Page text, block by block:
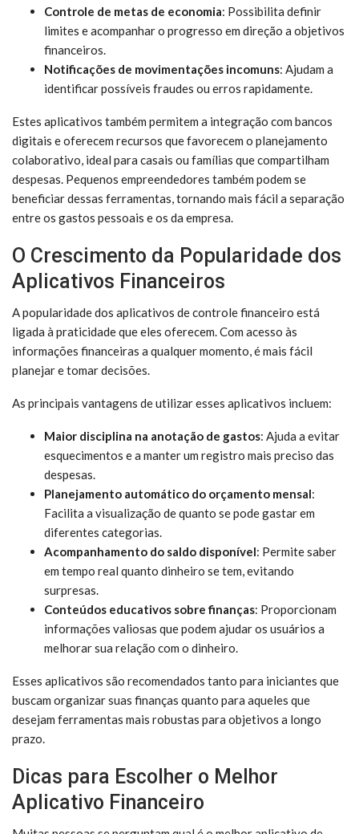
Controle de metas de economia: Possibilita definir
limites e acompanhar o progresso em direção a objetivos
financeiros.
Notificações de movimentações incomuns: Ajudam a
identificar possíveis fraudes ou erros rapidamente.
Estes aplicativos também permitem a integração com bancos
digitais e oferecem recursos que favorecem o planejamento
colaborativo, ideal para casais ou famílias que compartilham
despesas. Pequenos empreendedores também podem se
beneficiar dessas ferramentas, tornando mais fácil a separação
entre os gastos pessoais e os da empresa.
O Crescimento da Popularidade dos
Aplicativos Financeiros
A popularidade dos aplicativos de controle financeiro está
ligada à praticidade que eles oferecem. Com acesso às
informações financeiras a qualquer momento, é mais fácil
planejar e tomar decisões.
As principais vantagens de utilizar esses aplicativos incluem:
Maior disciplina na anotação de gastos: Ajuda a evitar
esquecimentos e a manter um registro mais preciso das
despesas.
Planejamento automático do orçamento mensal:
Facilita a visualização de quanto se pode gastar em
diferentes categorias.
Acompanhamento do saldo disponível: Permite saber
em tempo real quanto dinheiro se tem, evitando
surpresas.
Conteúdos educativos sobre finanças: Proporcionam
informações valiosas que podem ajudar os usuários a
melhorar sua relação com o dinheiro.
Esses aplicativos são recomendados tanto para iniciantes que
buscam organizar suas finanças quanto para aqueles que
desejam ferramentas mais robustas para objetivos a longo
prazo.
Dicas para Escolher o Melhor
Aplicativo Financeiro